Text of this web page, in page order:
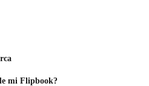
mi Flipbook?